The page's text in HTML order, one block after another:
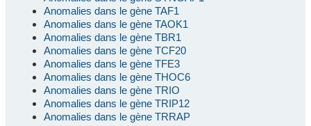
Anomalies dans le gène TAF1
Anomalies dans le gène TAOK1
Anomalies dans le gène TBR1
Anomalies dans le gène TCF20
Anomalies dans le gène TFE3
Anomalies dans le gène THOC6
Anomalies dans le gène TRIO
Anomalies dans le gène TRIP12
Anomalies dans le gène TRRAP